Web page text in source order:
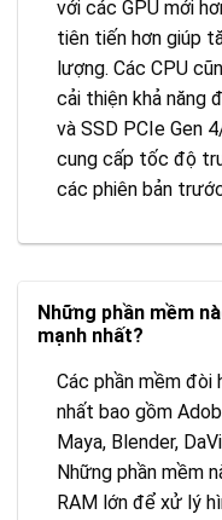
với các GPU mới
tiên tiến hơn giúp
lượng. Các CPU
cải thiện khả năng
và SSD PCIe Gen
cung cấp tốc độ
các phiên bản
Những phần mềm
mạnh nhất?
Các phần mềm đòi
nhất bao gồm
Maya, Blender,
Những phần mềm
RAM lớn để xử lý